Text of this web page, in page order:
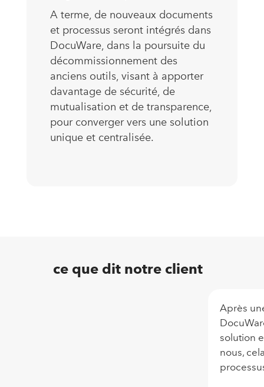
A terme, de nouveaux documents
et processus seront intégrés dans
DocuWare, dans la poursuite du
décommissionnement des
anciens outils, visant à apporter
davantage de sécurité, de
mutualisation et de transparence,
pour converger vers une solution
unique et centralisée.
ce que dit notre client
Après
solution
nous,